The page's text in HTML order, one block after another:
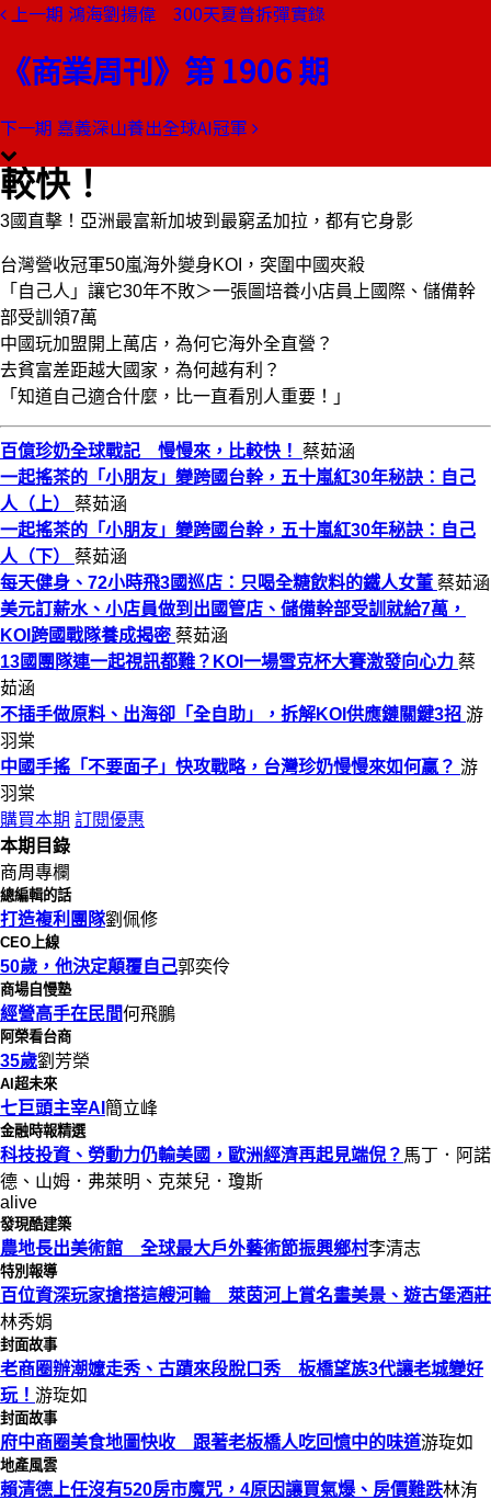
上一期 鴻海劉揚偉 300天夏普拆彈實錄
《商業周刊》第 1906 期
下一期 嘉義深山養出全球AI冠軍
本期目錄
百億珍奶全球戰記 慢慢來，比
較快！
3國直擊！亞洲最富新加坡到最窮孟加拉，都有它身影
台灣營收冠軍50嵐海外變身KOI，突圍中國夾殺
「自己人」讓它30年不敗＞一張圖培養小店員上國際、儲備幹
部受訓領7萬
中國玩加盟開上萬店，為何它海外全直營？
去貧富差距越大國家，為何越有利？
「知道自己適合什麼，比一直看別人重要！」
百億珍奶全球戰記 慢慢來，比較快！ 蔡茹涵
一起搖茶的「小朋友」變跨國台幹，五十嵐紅30年秘訣：自己
人（上） 蔡茹涵
一起搖茶的「小朋友」變跨國台幹，五十嵐紅30年秘訣：自己
人（下） 蔡茹涵
每天健身、72小時飛3國巡店：只喝全糖飲料的鐵人女董 蔡茹涵
美元訂薪水、小店員做到出國管店、儲備幹部受訓就給7萬，
KOI跨國戰隊養成揭密 蔡茹涵
13國團隊連一起視訊都難？KOI一場雪克杯大賽激發向心力 蔡
茹涵
不插手做原料、出海卻「全自助」，拆解KOI供應鏈關鍵3招 游
羽棠
中國手搖「不要面子」快攻戰略，台灣珍奶慢慢來如何贏？ 游
羽棠
購買本期 訂閱優惠
本期目錄
商周專欄
總編輯的話
打造複利團隊劉佩修
CEO上線
50歲，他決定顛覆自己郭奕伶
商場自慢塾
經營高手在民間何飛鵬
阿榮看台商
35歲劉芳榮
AI超未來
七巨頭主宰AI 簡立峰
金融時報精選
科技投資、勞動力仍輸美國，歐洲經濟再起見端倪？ 馬丁．阿諾
德、山姆．弗萊明、克萊兒．瓊斯
alive
發現酷建築
農地長出美術館 全球最大戶外藝術節振興鄉村李清志
特別報導
百位資深玩家搶搭這艘河輪 萊茵河上賞名畫美景、遊古堡酒莊
林秀娟
封面故事
老商圈辦潮嬤走秀、古蹟來段脫口秀 板橋望族3代讓老城變好
玩！ 游琁如
封面故事
府中商圈美食地圖快收 跟著老板橋人吃回憶中的味道游琁如
地產風雲
賴清德上任沒有520房市魔咒，4原因讓買氣爆、房價難跌林洧